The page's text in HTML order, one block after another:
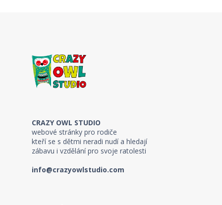
CRAZY OWL STUDIO
webové stránky pro rodiče
kteří se s dětmi neradi nudí a hledají
zábavu i vzdělání pro svoje ratolesti
info@crazyowlstudio.com